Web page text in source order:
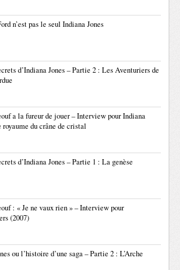
n’est pas le seul Indiana Jones
d’Indiana Jones – Partie 2 : Les Aventuriers de
a la fureur de jouer – Interview pour Indiana
royaume du crâne de cristal
d’Indiana Jones – Partie 1 : La genèse
: « Je ne vaux rien » – Interview pour
(2007)
ou l’histoire d’une saga – Partie 2 : L’Arche